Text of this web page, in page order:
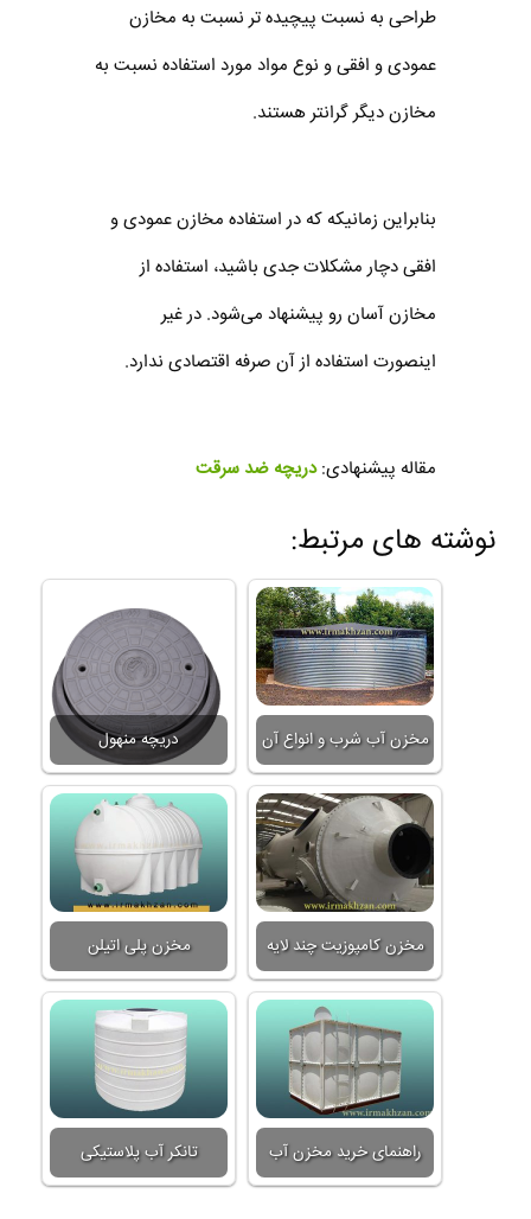
طراحی به نسبت پیچیده تر نسبت به مخازن
عمودی و افقی و نوع مواد مورد استفاده نسبت به
مخازن دیگر گرانتر هستند.
بنابراین زمانیکه که در استفاده مخازن عمودی و
افقی دچار مشکلات جدی باشید، استفاده از
مخازن آسان ‌رو پیشنهاد می‌شود. در غیر
اینصورت استفاده از آن صرفه اقتصادی ندارد.
مقاله پیشنهادی:دریچه ضد سرقت
نوشته های مرتبط:
دریچه منهول مخزن آب شرب و انواع آن
مخزن پلی اتیلن مخزن کامپوزیت چند لایه
تانکر آب پلاستیکی راهنمای خرید مخزن آب